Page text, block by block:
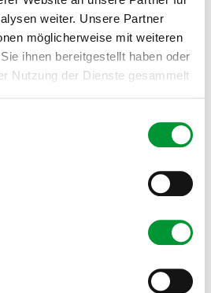
weiter. Unsere Partner
möglicherweise mit weiteren
ihnen bereitgestellt haben oder
Nutzung der Dienste gesammelt
M&C hat sich Anfang